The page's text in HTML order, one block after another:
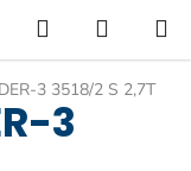
Hledat
KOŠÍK
3 3518/2 S 2,7T
3